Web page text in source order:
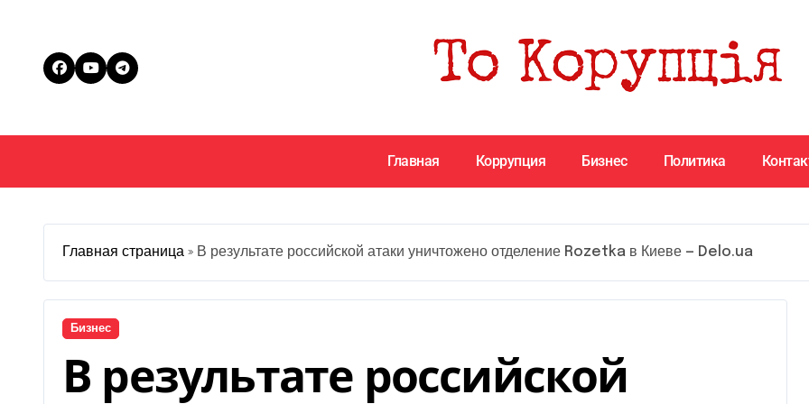
Главная Коррупция Бизнес Политика
Главная страница » В результате российской атаки уничтожено отделение Rozetka в Киеве — Delo.ua
Бизнес
В результате российской